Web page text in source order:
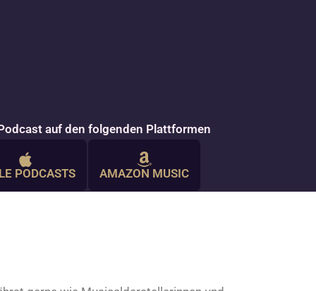
auf den folgenden Plattformen
PODCASTS AMAZON MUSIC